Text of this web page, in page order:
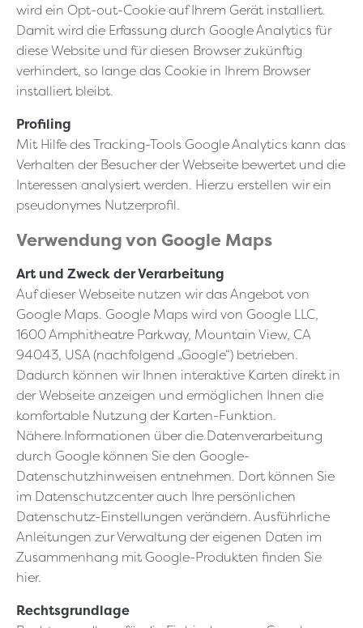
wird ein Opt-out-Cookie auf Ihrem Gerät installiert.
Damit wird die Erfassung durch Google Analytics für
diese Website und für diesen Browser zukünftig
verhindert, so lange das Cookie in Ihrem Browser
installiert bleibt.
Profiling
Mit Hilfe des Tracking-Tools Google Analytics kann das
Verhalten der Besucher der Webseite bewertet und die
Interessen analysiert werden. Hierzu erstellen wir ein
pseudonymes Nutzerprofil.
Verwendung von Google Maps
Art und Zweck der Verarbeitung
Auf dieser Webseite nutzen wir das Angebot von
Google Maps. Google Maps wird von Google LLC,
1600 Amphitheatre Parkway, Mountain View, CA
94043, USA (nachfolgend „Google“) betrieben.
Dadurch können wir Ihnen interaktive Karten direkt in
der Webseite anzeigen und ermöglichen Ihnen die
komfortable Nutzung der Karten-Funktion.
Nähere Informationen über die Datenverarbeitung
durch Google können Sie den Google-
Datenschutzhinweisen entnehmen. Dort können Sie
im Datenschutzcenter auch Ihre persönlichen
Datenschutz-Einstellungen verändern. Ausführliche
Anleitungen zur Verwaltung der eigenen Daten im
Zusammenhang mit Google-Produkten finden Sie
hier.
Rechtsgrundlage